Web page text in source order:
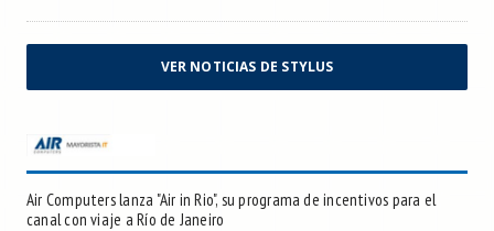
VER NOTICIAS DE STYLUS
Air Computers lanza "Air in Rio", su programa de incentivos para el
canal con viaje a Río de Janeiro